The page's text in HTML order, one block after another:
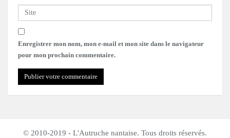
Enregistrer mon nom, mon e-mail et mon site dans le navigateur
pour mon prochain commentaire.
© 2010-2019 - L'Autruche nantaise. Tous droits réservés.